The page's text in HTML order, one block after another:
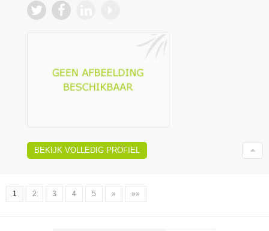
BEKIJK VOLLEDIG PROFIEL
1 2 3 4 5 » »»